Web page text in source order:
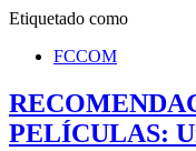
Etiquetado como
FCCOM
PELÍCULAS: